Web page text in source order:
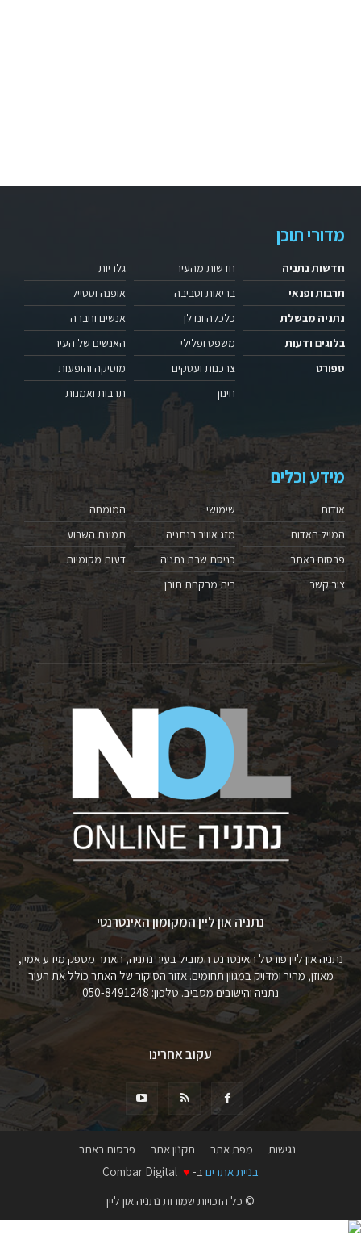
מדורי תוכן
חדשות נתניה
תרבות ופנאי
נתניה מבשלת
בלוגים ודעות
ספורט
חדשות מהעיר
בריאות וסביבה
כלכלה ונדלן
משפט ופלילי
צרכנות ועסקים
חינוך
גלריות
אופנה וסטייל
אנשים וחברה
האנשים של העיר
מוסיקה והופעות
תרבות ואמנות
מידע וכלים
אודות
המייל האדום
פרסום באתר
צור קשר
שימושי
מזג אוויר בנתניה
כניסת שבת נתניה
בית מרקחת תורן
המומחה
תמונת השבוע
דעות מקומיות
נתניה און ליין המקומון האינטרנטי
נתניה און ליין פורטל האינטרנט המוביל בעיר נתניה, האתר מספק מידע אמין,
מאוזן, מהיר ומדויק במגוון תחומים. אזור הסיקור של האתר כולל את העיר
נתניה והישובים מסביב. טלפון: 050-8491248
עקוב אחרינו
נגישות מפת אתר תקנון אתר
פרסום באתר
בניית אתרים ב- ♥
© כל הזכויות שמורות נתניה און ליין